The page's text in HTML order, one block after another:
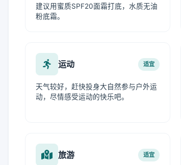
建议用蜜质SPF20面霜打底，水质无油
粉底霜。
运动 适宜
天气较好，赶快投身大自然参与户外运
动，尽情感受运动的快乐吧。
旅游 适宜